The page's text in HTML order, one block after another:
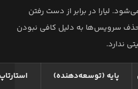
لیارا در برابر از دست رفتن
حذف سرویس‌ها به دلیل کافی نبودن
ندارد.
پایه (توسعه‌دهنده)